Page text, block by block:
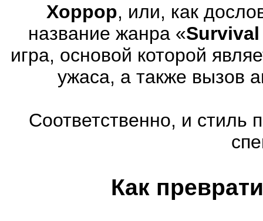
Хоррор, или, как
название жанра «
игра, основой которой
ужаса, а также вызов
Соответственно, и стиль
Как